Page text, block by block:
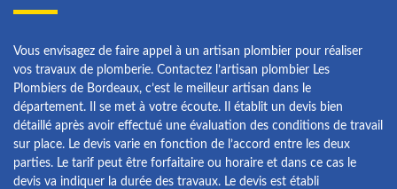
Vous envisagez de faire appel à un artisan plombier pour réaliser
vos travaux de plomberie. Contactez l’artisan plombier Les
Plombiers de Bordeaux, c’est le meilleur artisan dans le
département. Il se met à votre écoute. Il établit un devis bien
détaillé après avoir effectué une évaluation des conditions de travail
sur place. Le devis varie en fonction de l’accord entre les deux
parties. Le tarif peut être forfaitaire ou horaire et dans ce cas le
devis va indiquer la durée des travaux. Le devis est établi